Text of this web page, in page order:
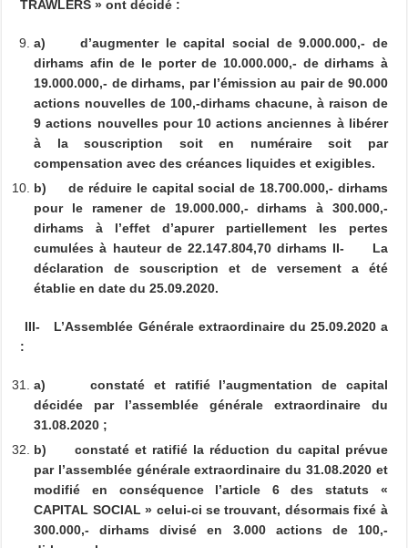
TRAWLERS » ont décidé :
a)
d’augmenter le capital social de 9.000.000,- de
dirhams afin de le porter de 10.000.000,- de dirhams à
19.000.000,- de dirhams, par l’émission au pair de 90.000
actions nouvelles de 100,-dirhams chacune, à raison de
9 actions nouvelles pour 10 actions anciennes à libérer
à la souscription soit en numéraire soit par
compensation avec des créances liquides et exigibles.
b)
de réduire le capital social de 18.700.000,- dirhams
pour le ramener de 19.000.000,- dirhams à 300.000,-
dirhams à l’effet d’apurer partiellement les pertes
cumulées à hauteur de 22.147.804,70 dirhams II-
La
déclaration de souscription et de versement a été
établie en date du 25.09.2020.
III-
L’Assemblée Générale extraordinaire du 25.09.2020 a
:
a)
constaté et ratifié l’augmentation de capital
décidée par l’assemblée générale extraordinaire du
31.08.2020 ;
b)
constaté et ratifié la réduction du capital prévue
par l’assemblée générale extraordinaire du 31.08.2020 et
modifié en conséquence l’article 6 des statuts «
CAPITAL SOCIAL » celui-ci se trouvant, désormais fixé à
300.000,- dirhams divisé en 3.000 actions de 100,-